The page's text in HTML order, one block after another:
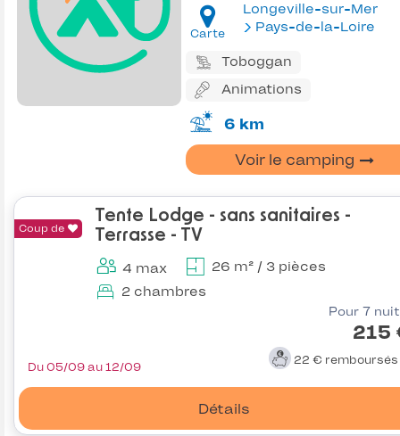
Carte
Longeville-sur-Mer
Pays-de-la-Loire
Toboggan
Animations
6 km
Voir le camping
Coup de
Tente Lodge - sans sanitaires -
Terrasse - TV
4 max
26 m² / 3 pièces
2 chambres
Pour 7
215
22 € remboursés
Détails
Du 05/09 au 12/09